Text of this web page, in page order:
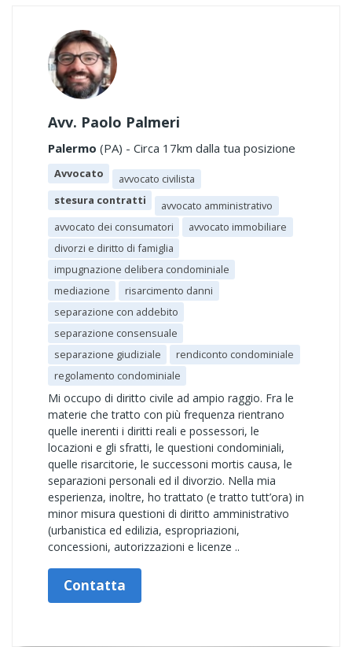
Avv. Paolo Palmeri
Palermo (PA) - Circa 17km dalla tua posizione
Avvocato
avvocato civilista
stesura contratti
avvocato amministrativo
avvocato dei consumatori
avvocato immobiliare
divorzi e diritto di famiglia
impugnazione delibera condominiale
mediazione
risarcimento danni
separazione con addebito
separazione consensuale
separazione giudiziale
rendiconto condominiale
regolamento condominiale
Mi occupo di diritto civile ad ampio raggio. Fra le
materie che tratto con più frequenza rientrano
quelle inerenti i diritti reali e possessori, le
locazioni e gli sfratti, le questioni condominiali,
quelle risarcitorie, le successoni mortis causa, le
separazioni personali ed il divorzio. Nella mia
esperienza, inoltre, ho trattato (e tratto tutt’ora) in
minor misura questioni di diritto amministrativo
(urbanistica ed edilizia, espropriazioni,
concessioni, autorizzazioni e licenze ..
Contatta